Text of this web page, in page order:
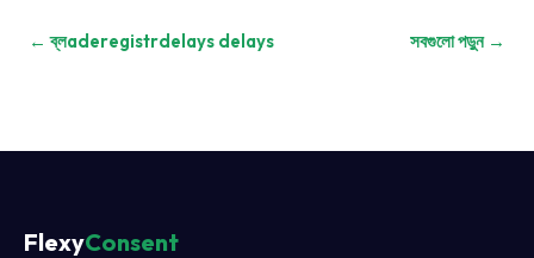
← ব্লaderegistrdelays delays সবগুলো পড়ুন →
FlexyConsent